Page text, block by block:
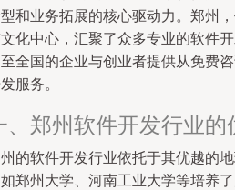
和业务拓展的核心驱动力。郑州
化中心，汇聚了众多专业的软件
全国的企业与创业者提供从免费
服务。
、郑州软件开发行业的
的软件开发行业依托于其优越的
郑州大学、河南工业大学等培养